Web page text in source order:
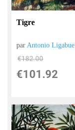
Tigre
par Antonio Ligabue
€182.00
€101.92